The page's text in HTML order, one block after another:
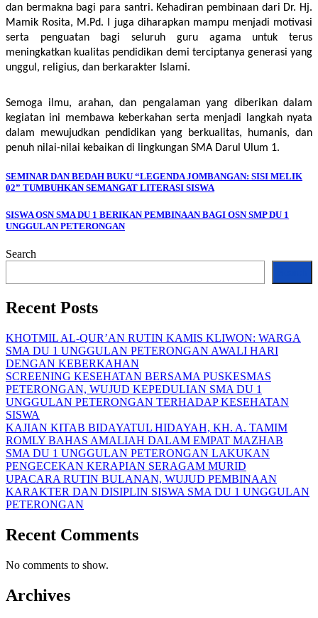
dan bermakna bagi para santri. Kehadiran pembinaan dari Dr. Hj.
Mamik Rosita, M.Pd. I juga diharapkan mampu menjadi motivasi
serta penguatan bagi seluruh guru agama untuk terus
meningkatkan kualitas pendidikan demi terciptanya generasi yang
unggul, religius, dan berkarakter Islami.
Semoga ilmu, arahan, dan pengalaman yang diberikan dalam
kegiatan ini membawa keberkahan serta menjadi langkah nyata
dalam mewujudkan pendidikan yang berkualitas, humanis, dan
penuh nilai-nilai kebaikan di lingkungan SMA Darul Ulum 1.
SEMINAR DAN BEDAH BUKU “LEGENDA JOMBANGAN: SISI MELIK
02” TUMBUHKAN SEMANGAT LITERASI SISWA
SISWA OSN SMA DU 1 BERIKAN PEMBINAAN BAGI OSN SMP DU 1
UNGGULAN PETERONGAN
Search
Recent Posts
KHOTMIL AL-QUR’AN RUTIN KAMIS KLIWON: WARGA
SMA DU 1 UNGGULAN PETERONGAN AWALI HARI
DENGAN KEBERKAHAN
SCREENING KESEHATAN BERSAMA PUSKESMAS
PETERONGAN, WUJUD KEPEDULIAN SMA DU 1
UNGGULAN PETERONGAN TERHADAP KESEHATAN
SISWA
KAJIAN KITAB BIDAYATUL HIDAYAH, KH. A. TAMIM
ROMLY BAHAS AMALIAH DALAM EMPAT MAZHAB
SMA DU 1 UNGGULAN PETERONGAN LAKUKAN
PENGECEKAN KERAPIAN SERAGAM MURID
UPACARA RUTIN BULANAN, WUJUD PEMBINAAN
KARAKTER DAN DISIPLIN SISWA SMA DU 1 UNGGULAN
PETERONGAN
Recent Comments
No comments to show.
Archives